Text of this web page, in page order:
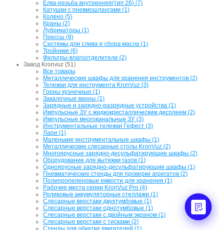
Елка-резьба внутренняя(тип 26) (7)
Катушки с пневмошлангами (1)
Колено (5)
Краны (2)
Лубрикаторы (1)
Прессы (9)
Системы для слива и сбора масла (1)
Тройники (6)
Фильтры-влагоотделители (2)
Завод Kronvuz (51)
Все товары
Металлические шкафы для хранения инструментов (2)
Тележки для инструмента KronVuz (3)
Горны кузнечные (1)
Закалочные ванны (1)
Зарядные и зарядно-разрядные устройства (1)
Импульсные ЗУ с жидкокристаллическим дисплеем (2)
Импульсные многоканальные ЗУ (3)
Инструментальные тележки Гефест (3)
Лари (1)
Маленькие инструментальные шкафы (1)
Металлические слесарные столы KronVuz (2)
Многоярусные зарядно-десульфатирующие шкафы (2)
Оборудование для вытяжки газов (1)
Одноярусные зарядно-десульфатирующие шкафы (1)
Пневматические стенды для проверки агрегатов (2)
Полипропиленовые емкости для хранения (1)
Рабочие места серии KronVuz Pro (4)
Роликовые аккумуляторные стеллажи (1)
Слесарные верстаки двухтумбовые (1)
Слесарные верстаки однотумбовые (1)
Слесарные верстаки с двойным экраном (1)
Слесарные верстаки с тисками (2)
Стенды для обкатки двигателей (1)